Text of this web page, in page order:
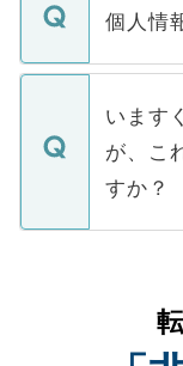
■応募殺
関を公に
に、医
みを人
ています。
ん。ま
定を承諾
の辞退
個人情
個人情報
で、ご
などで
ご本人
支援を
ているす
は、個
管理基
います
が、こ
すか？
かがい
経験を